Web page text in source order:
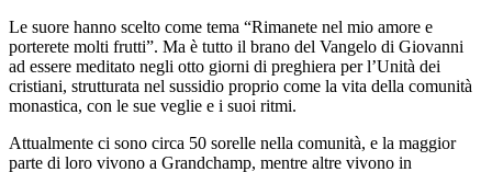
Le suore hanno scelto come tema “Rimanete nel mio amore e
porterete molti frutti”. Ma è tutto il brano del Vangelo di Giovanni
ad essere meditato negli otto giorni di preghiera per l’Unità dei
cristiani, strutturata nel sussidio proprio come la vita della comunità
monastica, con le sue veglie e i suoi ritmi.
Attualmente ci sono circa 50 sorelle nella comunità, e la maggior
parte di loro vivono a Grandchamp, mentre altre vivono in